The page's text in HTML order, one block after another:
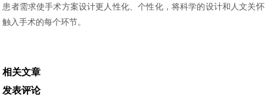
患者需求使手术方案设计更人性化、个性化，将科学的设计和人文关怀
触入手术的每个环节。
相关文章
发表评论